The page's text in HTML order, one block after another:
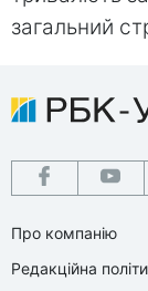
загальний
Про компанію
Редакційна